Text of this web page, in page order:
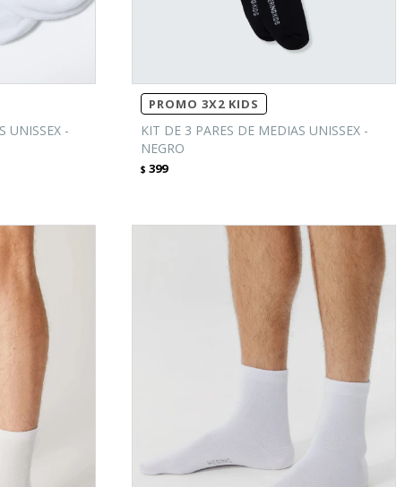
UNISSEX -
PROMO 3X2 KIDS
KIT DE 3 PARES DE MEDIAS UNISSEX -
NEGRO
$ 399